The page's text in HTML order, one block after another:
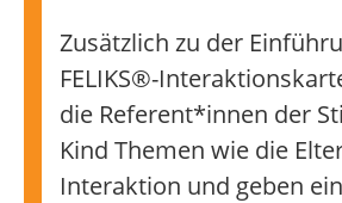
Zusätzlich zu der
FELIKS®-
die Referent*innen der
Kind Themen wie die
Interaktion und geben